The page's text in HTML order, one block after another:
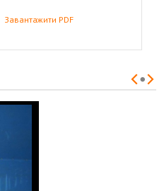
Завантажити PDF